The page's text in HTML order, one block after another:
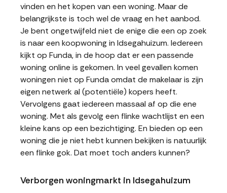
vinden en het kopen van een woning. Maar de
belangrijkste is toch wel de vraag en het aanbod.
Je bent ongetwijfeld niet de enige die een op zoek
is naar een koopwoning in Idsegahuizum. Iedereen
kijkt op Funda, in de hoop dat er een passende
woning online is gekomen. In veel gevallen komen
woningen niet op Funda omdat de makelaar is zijn
eigen netwerk al (potentiële) kopers heeft.
Vervolgens gaat iedereen massaal af op die ene
woning. Met als gevolg een flinke wachtlijst en een
kleine kans op een bezichtiging. En bieden op een
woning die je niet hebt kunnen bekijken is natuurlijk
een flinke gok. Dat moet toch anders kunnen?
Verborgen woningmarkt in Idsegahuizum